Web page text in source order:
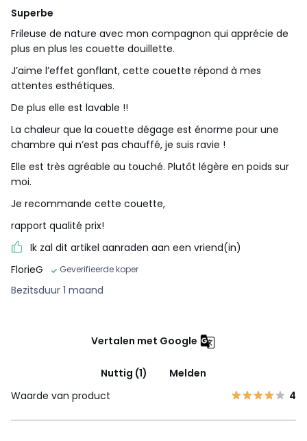
Superbe
Frileuse de nature avec mon compagnon qui apprécie de
plus en plus les couette douillette.
J’aime l’effet gonflant, cette couette répond à mes
attentes esthétiques.
De plus elle est lavable !!
La chaleur que la couette dégage est énorme pour une
chambre qui n’est pas chauffé, je suis ravie !
Elle est très agréable au touché. Plutôt légère en poids sur
moi.
Je recommande cette couette,
rapport qualité prix!
Ik zal dit artikel aanraden aan een vriend(in)
FlorieG
Geverifieerde koper
Bezitsduur 1 maand
Vertalen met Google
Nuttig (1)
Melden
Waarde van product
4